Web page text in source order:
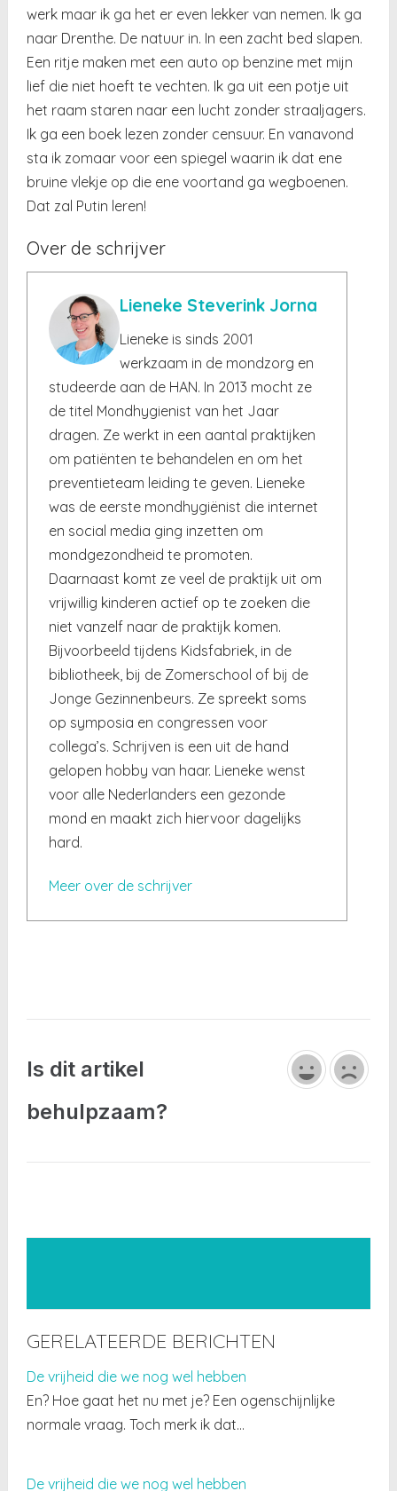
werk maar ik ga het er even lekker van nemen. Ik ga
naar Drenthe. De natuur in. In een zacht bed slapen.
Een ritje maken met een auto op benzine met mijn
lief die niet hoeft te vechten. Ik ga uit een potje uit
het raam staren naar een lucht zonder straaljagers.
Ik ga een boek lezen zonder censuur. En vanavond
sta ik zomaar voor een spiegel waarin ik dat ene
bruine vlekje op die ene voortand ga wegboenen.
Dat zal Putin leren!
Over de schrijver
Lieneke Steverink Jorna
Lieneke is sinds 2001
werkzaam in de mondzorg en
studeerde aan de HAN. In 2013 mocht ze
de titel Mondhygienist van het Jaar
dragen. Ze werkt in een aantal praktijken
om patiënten te behandelen en om het
preventieteam leiding te geven. Lieneke
was de eerste mondhygiënist die internet
en social media ging inzetten om
mondgezondheid te promoten.
Daarnaast komt ze veel de praktijk uit om
vrijwillig kinderen actief op te zoeken die
niet vanzelf naar de praktijk komen.
Bijvoorbeeld tijdens Kidsfabriek, in de
bibliotheek, bij de Zomerschool of bij de
Jonge Gezinnenbeurs. Ze spreekt soms
op symposia en congressen voor
collega’s. Schrijven is een uit de hand
gelopen hobby van haar. Lieneke wenst
voor alle Nederlanders een gezonde
mond en maakt zich hiervoor dagelijks
hard.
Meer over de schrijver
Is dit artikel
behulpzaam?
GERELATEERDE BERICHTEN
De vrijheid die we nog wel hebben
En? Hoe gaat het nu met je? Een ogenschijnlijke
normale vraag. Toch merk ik dat…
De vrijheid die we nog wel hebben